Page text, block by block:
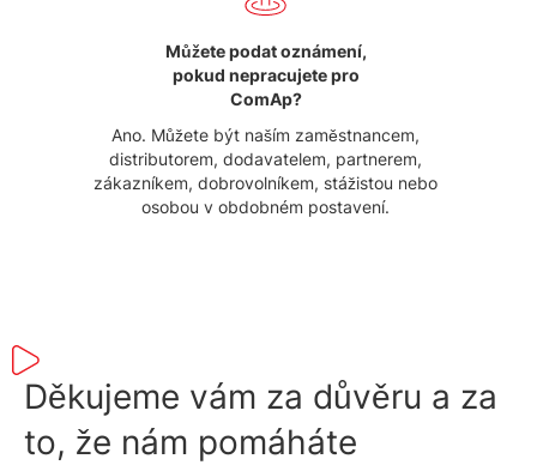
Můžete podat oznámení,
pokud nepracujete pro
ComAp?
Ano. Můžete být naším zaměstnancem,
distributorem, dodavatelem, partnerem,
zákazníkem, dobrovolníkem, stážistou nebo
osobou v obdobném postavení.
Děkujeme vám za důvěru a za
to, že nám pomáháte